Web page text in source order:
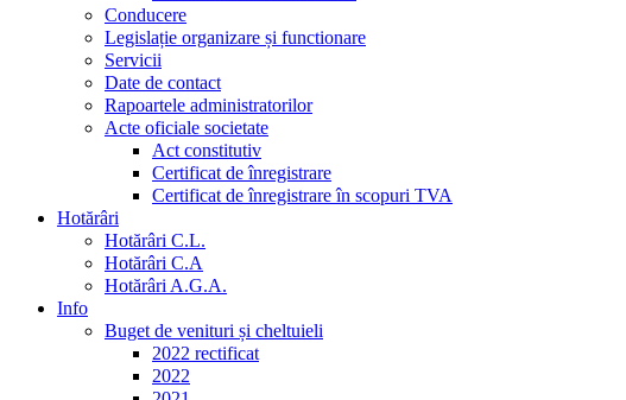
Conducere
Legislație organizare și functionare
Servicii
Date de contact
Rapoartele administratorilor
Acte oficiale societate
Act constitutiv
Certificat de înregistrare
Certificat de înregistrare în scopuri TVA
Hotărâri
Hotărâri C.L.
Hotărâri C.A
Hotărâri A.G.A.
Info
Buget de venituri și cheltuieli
2022 rectificat
2022